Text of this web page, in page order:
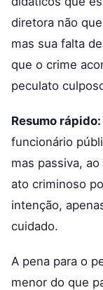
diretora não
mas sua falta
que o crime
peculato
Resumo rápido:
funcionário
mas passiva,
ato criminoso
intenção,
cuidado.
A pena para o
menor do que